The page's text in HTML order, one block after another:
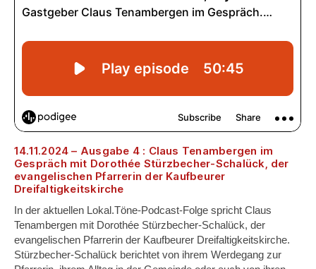
14.11.2024 – Ausgabe 4 : Claus Tenambergen im
Gespräch mit Dorothée Stürzbecher-Schalück, der
evangelischen Pfarrerin der Kaufbeurer
Dreifaltigkeitskirche
In der aktuellen Lokal.Töne-Podcast-Folge spricht Claus
Tenambergen mit Dorothée Stürzbecher-Schalück, der
evangelischen Pfarrerin der Kaufbeurer Dreifaltigkeitskirche.
Stürzbecher-Schalück berichtet von ihrem Werdegang zur